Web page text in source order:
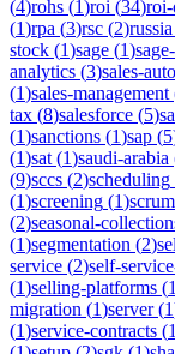
(4)rohs (1)roi (34)
(1)rpa (3)rsc (2)russia
stock (1)sage (1)
analytics (3)sales-
(1)sales-management
tax (8)salesforce (5)
(1)sanctions (1)sap (5
(1)sat (1)saudi-arabia
(9)sccs (2)scheduling
(1)screening (1)scrum
(2)seasonal-
(1)segmentation (2)
service (2)self-
(1)selling-platforms (1
migration (1)server(1
(1)service-contracts (1